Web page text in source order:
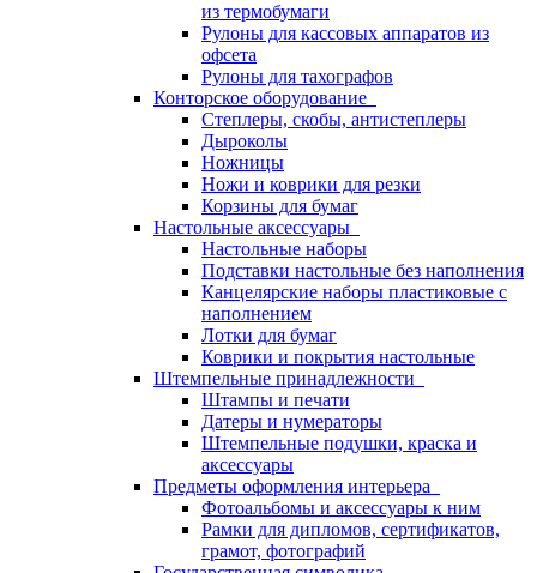
из термобумаги
Рулоны для кассовых аппаратов из
офсета
Рулоны для тахографов
Конторское оборудование
Степлеры, скобы, антистеплеры
Дыроколы
Ножницы
Ножи и коврики для резки
Корзины для бумаг
Настольные аксессуары
Настольные наборы
Подставки настольные без наполнения
Канцелярские наборы пластиковые с
наполнением
Лотки для бумаг
Коврики и покрытия настольные
Штемпельные принадлежности
Штампы и печати
Датеры и нумераторы
Штемпельные подушки, краска и
аксессуары
Предметы оформления интерьера
Фотоальбомы и аксессуары к ним
Рамки для дипломов, сертификатов,
грамот, фотографий